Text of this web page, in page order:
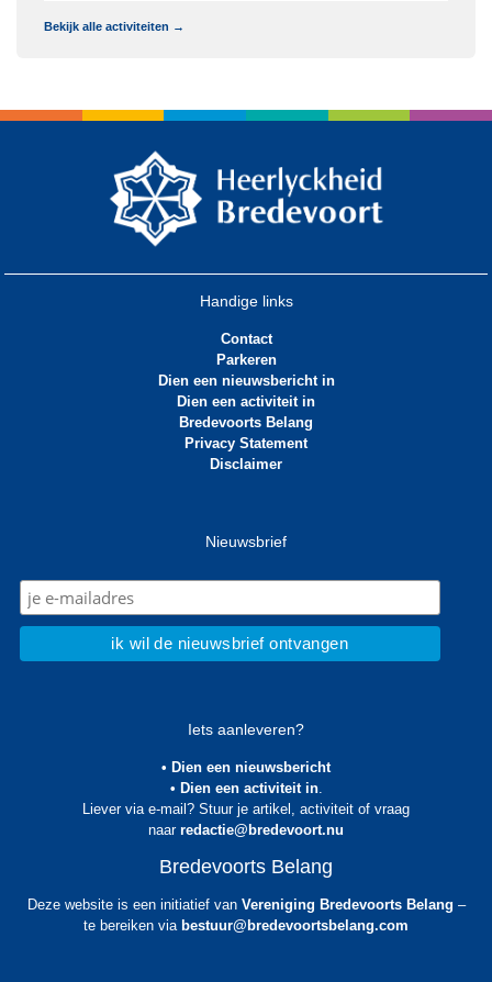
Bekijk alle activiteiten →
Handige links
Contact
Parkeren
Dien een nieuwsbericht in
Dien een activiteit in
Bredevoorts Belang
Privacy Statement
Disclaimer
Nieuwsbrief
Iets aanleveren?
• Dien een nieuwsbericht
• Dien een activiteit in.
Liever via e-mail? Stuur je artikel, activiteit of vraag
naar redactie@bredevoort.nu
Bredevoorts Belang
Deze website is een initiatief van Vereniging Bredevoorts Belang –
te bereiken via bestuur@bredevoortsbelang.com